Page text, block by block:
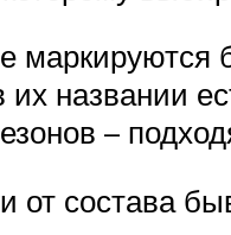
маркируются
их названии
–
от состава